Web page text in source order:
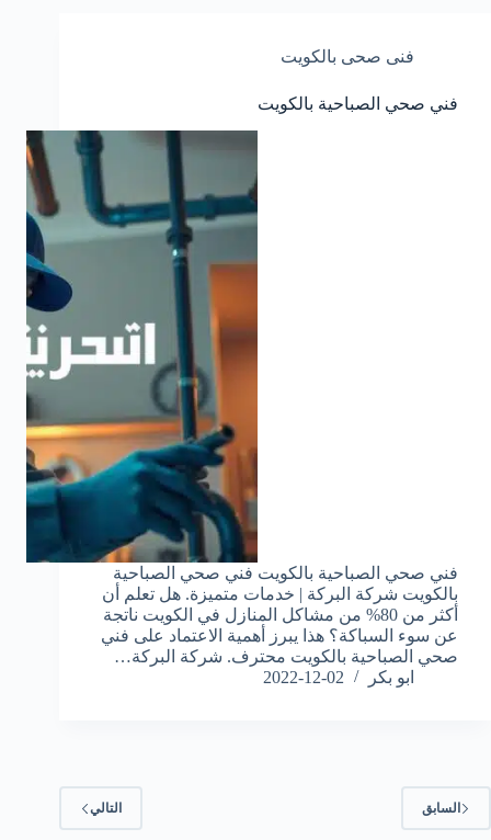
فنى صحى بالكويت
فني صحي الصباحية بالكويت
فني صحي الصباحية بالكويت فني صحي الصباحية
بالكويت شركة البركة | خدمات متميزة. هل تعلم أن
أكثر من 80% من مشاكل المنازل في الكويت ناتجة
عن سوء السباكة؟ هذا يبرز أهمية الاعتماد على فني
صحي الصباحية بالكويت محترف. شركة البركة…
ابو بكر
2022-12-02
السابق التالي